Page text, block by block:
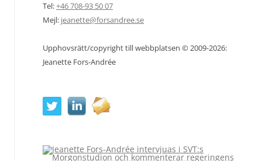
Tel:+46 708-93 50 07
Mejl: jeanette@forsandree.se
Upphovsrätt/copyright till webbplatsen © 2009-2026:
Jeanette Fors-Andrée